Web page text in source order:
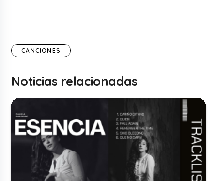
CANCIONES
Noticias relacionadas